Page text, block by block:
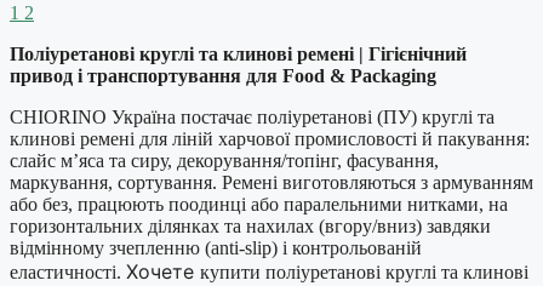
1 2
Поліуретанові круглі та клинові ремені | Гігієнічний
привод і транспортування для Food & Packaging
CHIORINO Україна постачає поліуретанові (ПУ) круглі та
клинові ремені для ліній харчової промисловості й пакування:
слайс м’яса та сиру, декорування/топінг, фасування,
маркування, сортування. Ремені виготовляються з армуванням
або без, працюють поодинці або паралельними нитками, на
горизонтальних ділянках та нахилах (вгору/вниз) завдяки
відмінному зчепленню (anti-slip) і контрольованій
еластичності. Хочете купити поліуретанові круглі та клинові